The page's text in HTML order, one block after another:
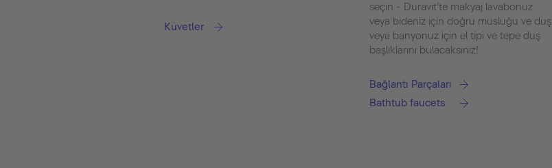
Küvetler
seçin - Duravit'te makyaj lavabonuz
veya bideniz için doğru musluğu ve duş
veya banyonuz için el tipi ve tepe duş
başlıklarını bulacaksınız!
Bağlantı Parçaları
Bathtub faucets